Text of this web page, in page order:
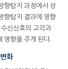
향탐지 과정에서 상
향탐지 결과에 영향
신신호의 고각과
영향을 주게 된다.
화